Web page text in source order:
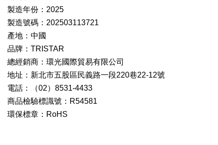
製造年份：2025
製造號碼：202503113721
產地：中國
品牌：TRISTAR
總經銷商：環光國際貿易有限公司
地址：新北市五股區民義路一段220巷22-12號
電話：（02）8531-4433
商品檢驗標識號：R54581
環保標章：RoHS